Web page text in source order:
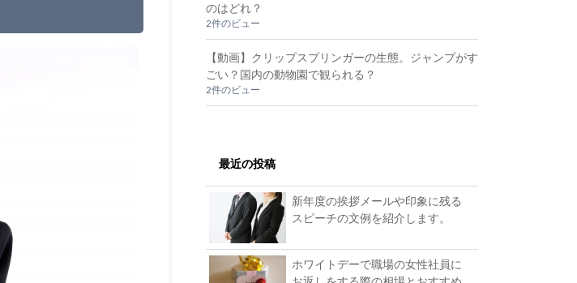
のはどれ？
2件のビュー
【動画】クリップスプリンガーの生態。ジャンプがす
ごい？国内の動物園で観られる？
2件のビュー
最近の投稿
新年度の挨拶メールや印象に残る
スピーチの文例を紹介します。
ホワイトデーで職場の女性社員に